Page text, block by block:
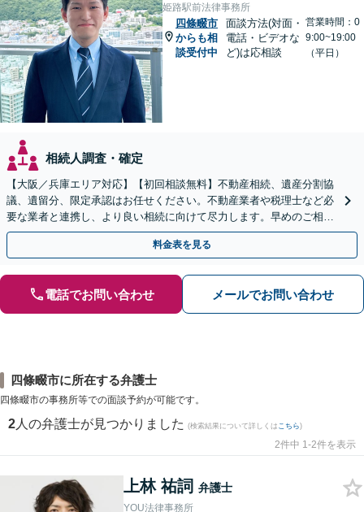
姫路駅前法律事務所
四條畷市
からも相
談受付中
面談方法(対面・
電話・ビデオな
ど)は応相談
営業時間：0
9:00~19:00
（平日）
相続人調査・確定
【大阪／兵庫エリア対応】【初回相談無料】不動産相続、遺産分割協
議、遺留分、限定承認はお任せください。不動産業者や税理士など必
要な業者と連携し、より良い相続に向けて尽力します。早めのご相談
が複雑化を防ぐカギとなります【休日相談可】
料金表を見る
電話でお問い合わせ メールでお問い合わせ
四條畷市に所在する弁護士
四條畷市の事務所等での面談予約が可能です。
2 人の弁護士が見つかりました (検索結果について詳しくは こちら)
2件中 1-2件を表示
上林 祐詞 弁護士
YOU法律事務所